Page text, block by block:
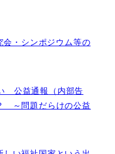
・シンポジウム等の
公益通報（内部告
～問題だらけの公益